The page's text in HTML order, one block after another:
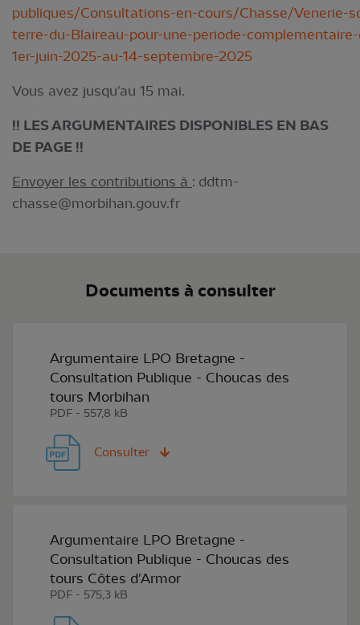
publiques/Consultations-en-cours/Chasse/Venerie-
terre-du-Blaireau-pour-une-periode-
1er-juin-2025-au-14-septembre-2025
Vous avez jusqu'au 15 mai.
!! LES ARGUMENTAIRES DISPONIBLES EN BAS
DE PAGE !!
Envoyer les contributions à : ddtm-
chasse@morbihan.gouv.fr
Documents à consulter
Argumentaire LPO Bretagne -
Consultation Publique - Choucas des
tours Morbihan
PDF - 557,8 kB
Consulter
Argumentaire LPO Bretagne -
Consultation Publique - Choucas des
tours Côtes d'Armor
PDF - 575,3 kB